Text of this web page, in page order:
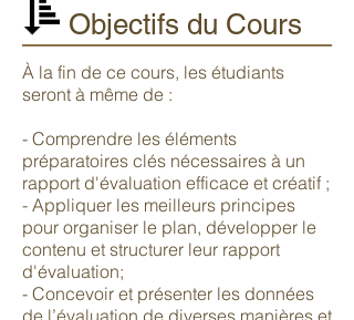
Objectifs du Cours
À la fin de ce cours, les étudiants
seront à même de :
- Comprendre les éléments
préparatoires clés nécessaires à un
rapport d'évaluation efficace et créatif ;
- Appliquer les meilleurs principes
pour organiser le plan, développer le
contenu et structurer leur rapport
d'évaluation;
- Concevoir et présenter les données
de l’évaluation de diverses manières et